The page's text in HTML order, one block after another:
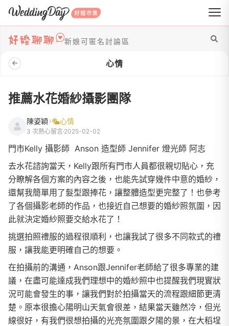
WeddingDay 好婚市集
新娘可匿名討論區
心情
推薦水花婚紗攝影團隊
陳姿穎 心情
3 次熱心留言 2025-02-02
門市Kelly 攝影師 Anson 造型師 Jennifer 燈光師 阿志
去水花諮詢當天，Kelly跟所有門市人員都很親切貼心，充
分瞭解各個方案的內容之後，也能先試穿幾件中意的婚紗，
還幫我簡單用了髮型跟捧花，讓整體造型更完整了！也參考
了各個攝影老師的作品，也接近自己想要的婚紗照氛圍，因
此就決定婚紗照要交給水花了！
挑選拍照禮服的過程很順利，也讓我試了很多不同款式的禮
服，讓我能更明確自己的想要。
在拍攝前的溝通，Anson跟Jennifer老師給了很多專業的建
議，在盡可能達成我們理想中的婚紗照中也提醒我們現實狀
況可能會發生的事，讓我們對於拍攝當天的流程跟細節更清
楚。原本很擔心陽明山天氣會很差，結果當天雖然冷，但光
線很好，有我們很想拍攝的光亮氛圍跟夕陽的景，在大稻埕